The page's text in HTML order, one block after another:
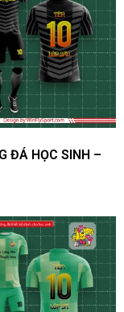
áo
cấp
ĐÁ HỌC SINH –